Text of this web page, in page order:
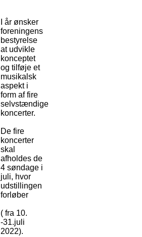
I år ønsker
foreningens
bestyrelse
at udvikle
konceptet
og tilføje et
musikalsk
aspekt i
form af fire
selvstændige
koncerter.
De fire
koncerter
skal
afholdes de
4 søndage i
juli, hvor
udstillingen
forløber
( fra 10.
-31.juli
2022).